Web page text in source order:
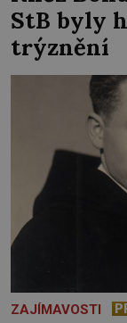
StB byly
trýznění
ZAJÍMAVOSTI